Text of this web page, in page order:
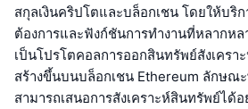
สกุลเงินคริปโตและบล็อกเชน โดยให้บริ
ต้องการและฟังก์ชันการทำงานที่หลากห
เป็นโปรโตคอลการออกสินทรัพย์สังเครา
สร้างขึ้นบนบล็อกเชน Ethereum ลักษณ
สามารถเสนอการสังเคราะห์สินทรัพย์ได้